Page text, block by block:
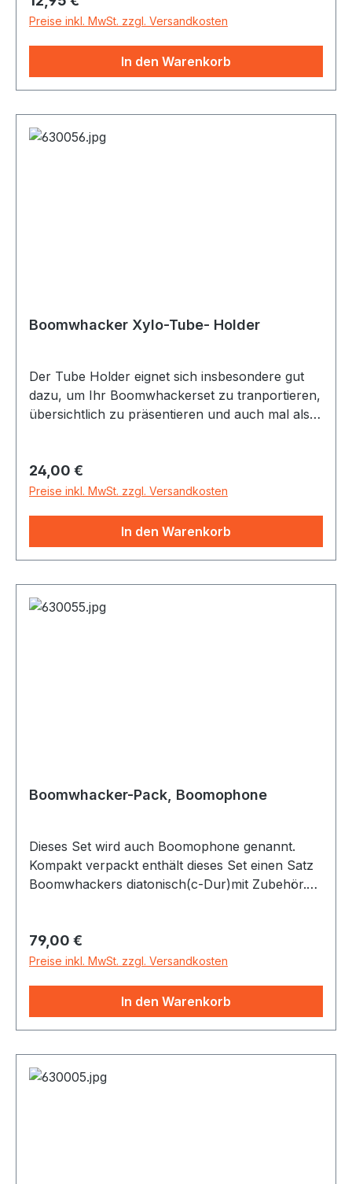
Preise inkl. MwSt. zzgl. Versandkosten
In den Warenkorb
Boomwhacker Xylo-Tube- Holder
Der Tube Holder eignet sich insbesondere gut
dazu, um Ihr Boomwhackerset zu tranportieren,
übersichtlich zu präsentieren und auch mal als
Regulärer Preis:
24,00 €
Preise inkl. MwSt. zzgl. Versandkosten
In den Warenkorb
Boomwhacker-Pack, Boomophone
Dieses Set wird auch Boomophone genannt.
Kompakt verpackt enthält dieses Set einen Satz
Boomwhackers diatonisch(c-Dur)mit Zubehör.
einzelnen Boomwhackers in Reihenfolge
gesteckt werden und so auch als Xylofon
Regulärer Preis:
79,00 €
Preise inkl. MwSt. zzgl. Versandkosten
In den Warenkorb